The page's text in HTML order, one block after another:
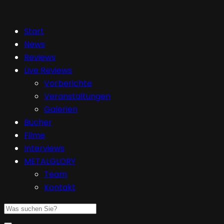
Start
News
Reviews
Live Reviews
Vorberichte
Veranstaltungen
Galerien
Bücher
Filme
Interviews
METALGLORY
Team
Kontakt